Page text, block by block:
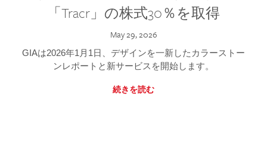
「Tracr」の株式30％を取得
May 29, 2026
GIAは2026年1月1日、デザインを一新したカラーストー
ンレポートと新サービスを開始します。
続きを読む